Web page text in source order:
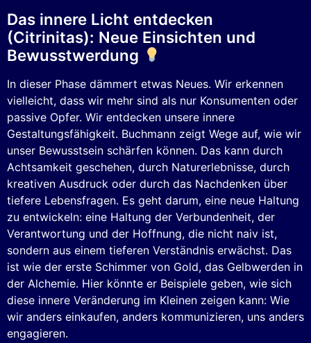
Das innere Licht entdecken
(Citrinitas): Neue Einsichten und
Bewusstwerdung
In dieser Phase dämmert etwas Neues. Wir erkennen
vielleicht, dass wir mehr sind als nur Konsumenten oder
passive Opfer. Wir entdecken unsere innere
Gestaltungsfähigkeit. Buchmann zeigt Wege auf, wie wir
unser Bewusstsein schärfen können. Das kann durch
Achtsamkeit geschehen, durch Naturerlebnisse, durch
kreativen Ausdruck oder durch das Nachdenken über
tiefere Lebensfragen. Es geht darum, eine neue Haltung
zu entwickeln: eine Haltung der Verbundenheit, der
Verantwortung und der Hoffnung, die nicht naiv ist,
sondern aus einem tieferen Verständnis erwächst. Das
ist wie der erste Schimmer von Gold, das Gelbwerden in
der Alchemie. Hier könnte er Beispiele geben, wie sich
diese innere Veränderung im Kleinen zeigen kann: Wie
wir anders einkaufen, anders kommunizieren, uns anders
engagieren.